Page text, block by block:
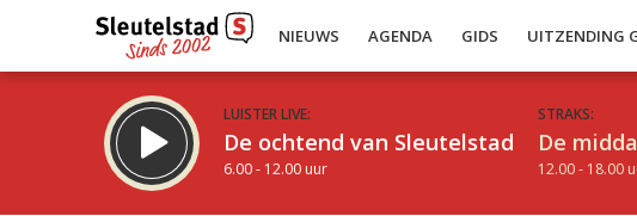
NIEUWS AGENDA GIDS UITZENDING
LUISTER LIVE:
De ochtend van Sleutelstad
6.00 - 12.00 uur
STRAKS:
De
12.00 - 18.00